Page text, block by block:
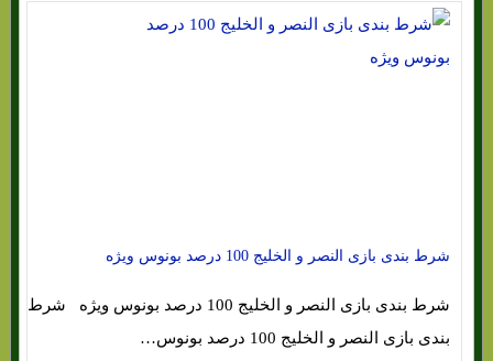
شرط بندی بازی النصر و الخلیج 100 درصد بونوس ویژه
شرط بندی بازی النصر و الخلیج 100 درصد بونوس ویژه شرط
بندی بازی النصر و الخلیج 100 درصد بونوس…